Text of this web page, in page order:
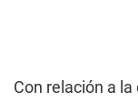
Con relación a